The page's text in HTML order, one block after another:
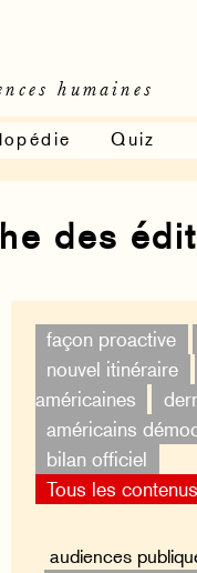
humaines
Quiz
des
façon proactive
nouvel itinéraire
américaines
américains
bilan officiel
Tous les